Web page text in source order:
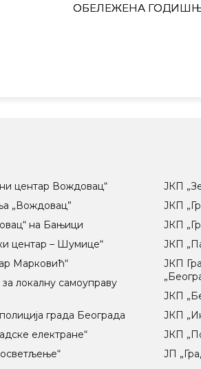
ОБЕЛЕЖЕНА
центар Вождовац“
„Вождовац”
на Бањици
центар – Шумице“
Марковић“
локалну самоуправу
града Београда
електране“
ЈКП
ЈКП
ЈКП
ЈКП
ЈКП
ЈКП
ЈКП
ЈКП
ЈП